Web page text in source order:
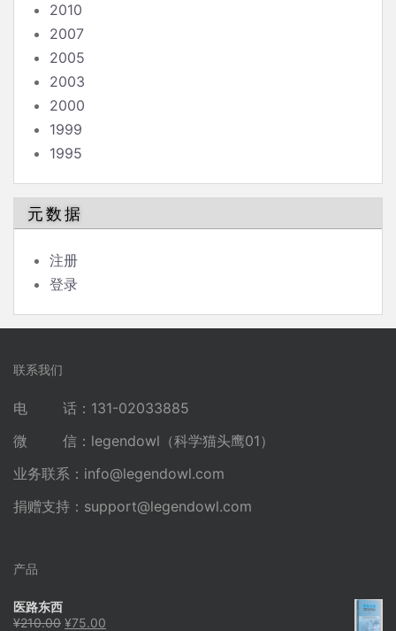
2010
2007
2005
2003
2000
1999
1995
元数据
注册
登录
联系我们
电 话：131-02033885
微 信：legendowl（科学猫头鹰01）
业务联系： info@legendowl.com
捐赠支持： support@legendowl.com
产品
医路东西
¥210.00 原
¥75.00